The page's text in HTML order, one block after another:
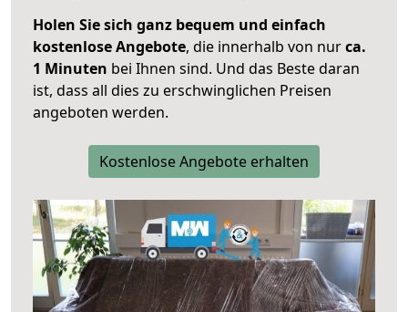
Holen Sie sich ganz bequem und einfach
kostenlose Angebote, die innerhalb von nurca.
1 Minuten bei Ihnen sind. Und das Beste daran
ist, dass all dies zu erschwinglichen Preisen
angeboten werden.
Kostenlose Angebote erhalten